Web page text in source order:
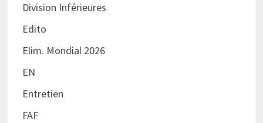
Division Inférieures
Edito
Elim. Mondial 2026
EN
Entretien
FAF